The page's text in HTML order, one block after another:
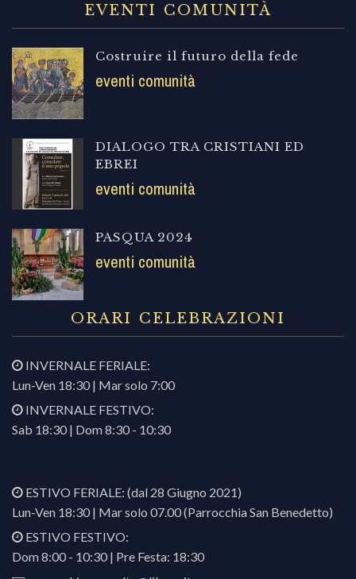
EVENTI COMUNITÀ
Costruire il futuro della fede
eventi comunità
DIALOGO TRA CRISTIANI ED
EBREI
eventi comunità
PASQUA 2024
eventi comunità
ORARI CELEBRAZIONI
INVERNALE FERIALE:
Lun-Ven 18:30 | Mar solo 7:00
INVERNALE FESTIVO:
Sab 18:30 | Dom 8:30 - 10:30
ESTIVO FERIALE: (dal 28 Giugno 2021)
Lun-Ven 18:30 | Mar solo 07.00 (Parrocchia San Benedetto)
ESTIVO FESTIVO:
Dom 8:00 - 10:30 | Pre Festa: 18:30